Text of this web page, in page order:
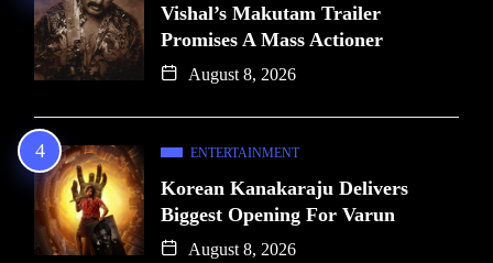
Vishal’s Makutam Trailer
Promises A Mass Actioner
August 8, 2026
ENTERTAINMENT
Korean Kanakaraju Delivers
Biggest Opening For Varun
August 8, 2026